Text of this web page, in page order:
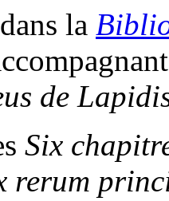
la
de
Six
rerum